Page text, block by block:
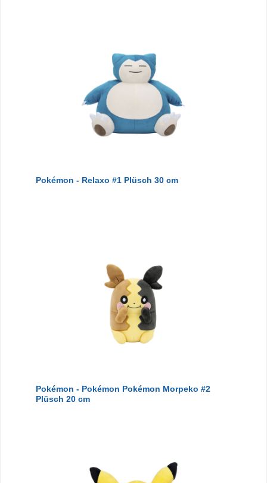
Pokémon - Relaxo #1 Plüsch 30 cm
Pokémon - Pokémon Pokémon Morpeko #2
Plüsch 20 cm